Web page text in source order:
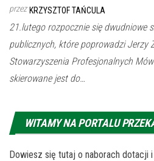
przez KRZYSZTOF TAŃCULA
21.lutego rozpocznie się dwudniowe
publicznych, które poprowadzi Jerzy
Stowarzyszenia Profesjonalnych
skierowane jest do…
WITAMY NA PORTALU
Dowiesz się tutaj o naborach dotacji